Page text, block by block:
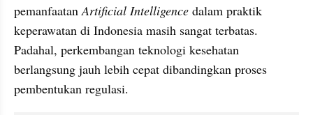
pemanfaatan Artificial Intelligence dalam praktik
keperawatan di Indonesia masih sangat terbatas.
Padahal, perkembangan teknologi kesehatan
berlangsung jauh lebih cepat dibandingkan proses
pembentukan regulasi.